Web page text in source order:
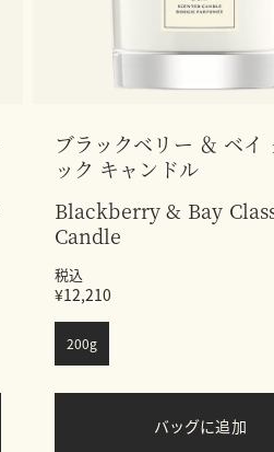
ブラックベリー ＆ ベイ
ック キャンドル
Blackberry & Bay
Candle
税込
¥12,210
200g
バッグに追加